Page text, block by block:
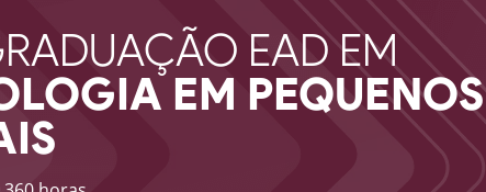
EAD EM
EM PEQUENOS